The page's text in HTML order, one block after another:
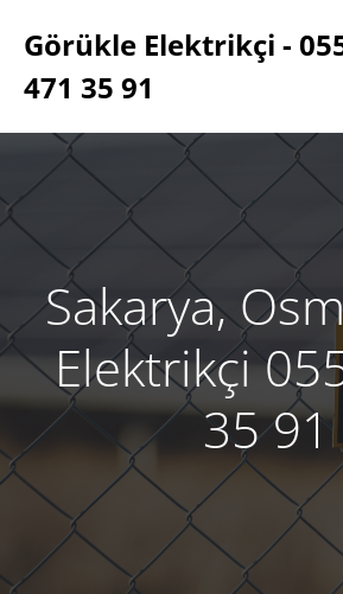
geç
Görükle Elektrikçi -
471 35 91
Sakarya,
Elektrikçi
35 91